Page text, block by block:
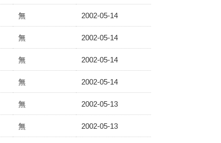
無 2002-05-14
無 2002-05-14
無 2002-05-14
無 2002-05-14
無 2002-05-13
無 2002-05-13